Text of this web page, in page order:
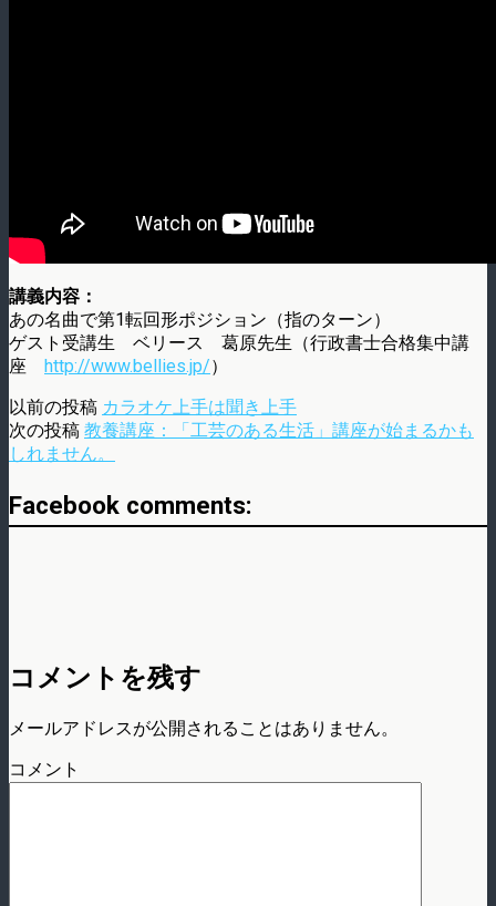
講義内容：
あの名曲で第1転回形ポジション（指のターン）
ゲスト受講生 ベリース 葛原先生（行政書士合格集中講
座 http://www.bellies.jp/）
以前の投稿 カラオケ上手は聞き上手
次の投稿 教養講座：「工芸のある生活」講座が始まるかも
しれません。
Facebook comments:
コメントを残す
メールアドレスが公開されることはありません。
コメント